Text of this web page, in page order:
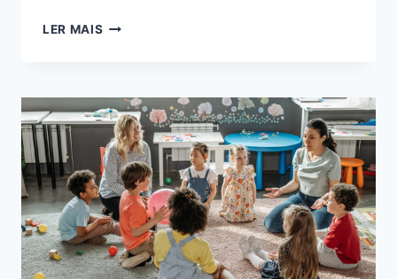
LER MAIS DESENVOLVENDO
DE
PROBLEMAS
EM
CRIANÇAS
COM
AUTISMO